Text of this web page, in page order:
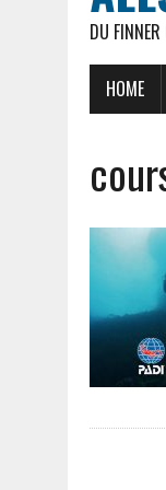
DU
HOME